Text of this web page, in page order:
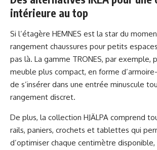
intérieure au top
Si l’étagère HEMNES est la star du
rangement chaussures pour petits
pas là. La gamme TRONES, par exemple,
meuble plus compact, en forme
de s’insérer dans une entrée minuscule
rangement discret.
De plus, la collection HJÄLPA comprend
rails, paniers, crochets et tablettes qui
d’optimiser chaque centimètre